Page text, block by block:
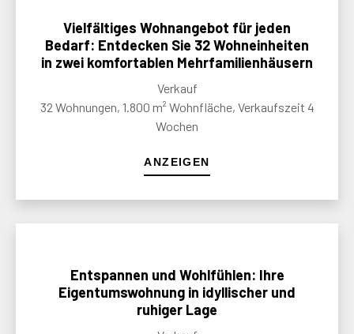
Vielfältiges Wohnangebot für jeden
Bedarf: Entdecken Sie 32 Wohneinheiten
in zwei komfortablen Mehrfamilienhäusern
Verkauf
32 Wohnungen, 1.800 m² Wohnfläche, Verkaufszeit 4
Wochen
ANZEIGEN
Entspannen und Wohlfühlen: Ihre
Eigentumswohnung in idyllischer und
ruhiger Lage